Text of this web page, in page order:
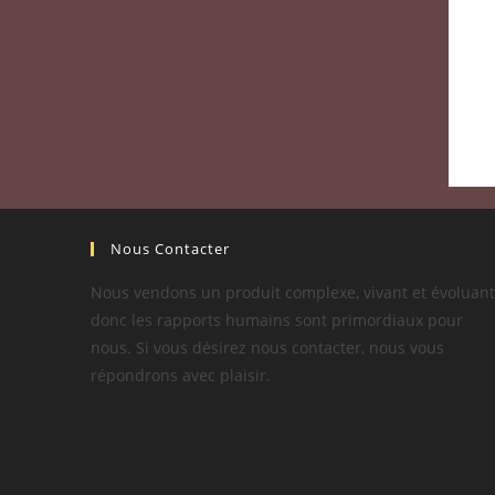
Nous Contacter
Nous vendons un produit complexe, vivant et
donc les rapports humains sont primordiaux pour
nous. Si vous désirez nous contacter, nous vous
répondrons avec plaisir.